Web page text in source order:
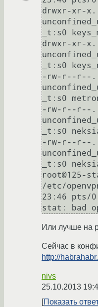
drwxr-xr-
_t:s0
drwxr-xr-
_t:s0
-rw-r--r--.
_t:s0
-rw-r--r--.
_t:s0
-rw-r--r--.
_t:s0
root@125-
/etc/
23:46 pts/0
stat: bad
Или лучше на
Сейчас в
http://
nivs
25.10.2013
Показать